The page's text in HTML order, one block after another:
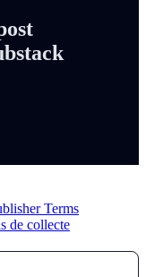
Terms
de collecte